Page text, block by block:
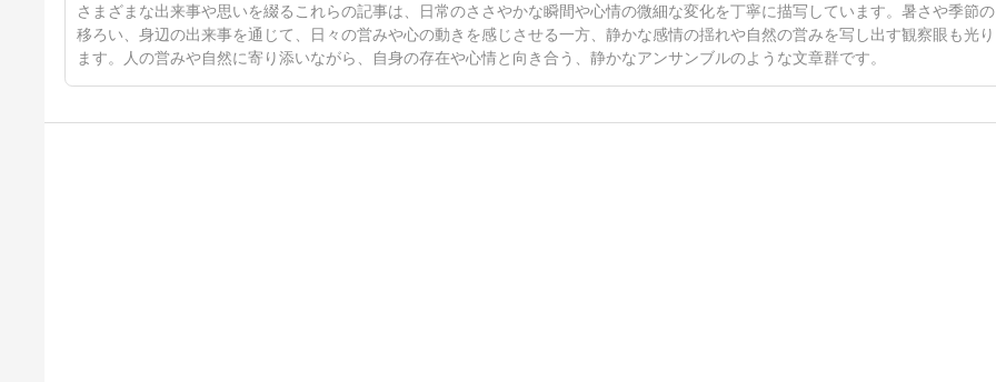
さまざまな出来事や思いを綴るこれらの記事は、日常のささやかな瞬間や心情の微細な変化を丁寧に描写しています。暑さや季節の
移ろい、身辺の出来事を通じて、日々の営みや心の動きを感じさせる一方、静かな感情の揺れや自然の営みを写し出す観察眼も光り
ます。人の営みや自然に寄り添いながら、自身の存在や心情と向き合う、静かなアンサンブルのような文章群です。